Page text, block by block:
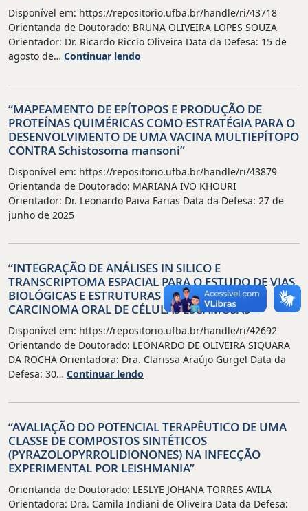
DA
INFECÇÃO
IN
VIVO”
CÉLULAS
HUMANAS
E
Disponível em: https://repositorio.ufba.br/handle/ri/43718
Orientanda de Doutorado: BRUNA OLIVEIRA LOPES SOUZA
Orientador: Dr. Ricardo Riccio Oliveira Data da Defesa: 15 de
agosto de… Continuar lendo
DAPSONA
POLIMORFISMOS
GENÉTICOS
COMO
MODULADORES
DA
INTERAÇÃO
HOSPEDEIRO–
“MAPEAMENTO DE EPÍTOPOS E PRODUÇÃO DE
PROTEÍNAS QUIMÉRICAS COMO ESTRATÉGIA PARA O
DESENVOLVIMENTO DE UMA VACINA MULTIEPÍTOPO
CONTRA Schistosoma mansoni”
Disponível em: https://repositorio.ufba.br/handle/ri/43879
Orientanda de Doutorado: MARIANA IVO KHOURI
Orientador: Dr. Leonardo Paiva Farias Data da Defesa: 27 de
junho de 2025
“INTEGRAÇÃO DE ANÁLISES IN SILICO E
TRANSCRIPTOMA ESPACIAL PARA O ESTUDO DE VIAS
BIOLÓGICAS E ESTRUTURAS CELL-IN-CELL NO
CARCINOMA ORAL DE CÉLULAS ESCAMOSAS”
Disponível em: https://repositorio.ufba.br/handle/ri/42692
Orientando de Doutorado: LEONARDO DE OLIVEIRA SIQUARA
DA ROCHA Orientadora: Dra. Clarissa Araújo Gurgel Data da
Defesa: 30… Continuar lendo
ANÁLISES
SILICO
E
TRANSCRIPTOMA
ESPACIAL
PARA
O
“AVALIAÇÃO DO POTENCIAL TERAPÊUTICO DE UMA
CLASSE DE COMPOSTOS SINTÉTICOS
(PYRAZOLOPYRROLIDIONONES) NA INFECÇÃO
EXPERIMENTAL POR LEISHMANIA”
Orientanda de Doutorado: LESLYE JOHANA TORRES AVILA
Orientadora: Dra. Camila Indiani de Oliveira Data da Defesa: